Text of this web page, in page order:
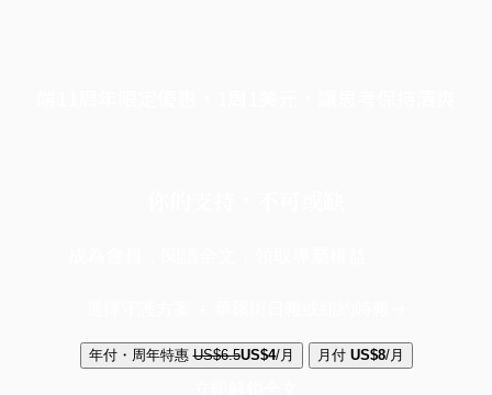
年付・周年特惠 US$6.5US$4/月 月付 US$8/月